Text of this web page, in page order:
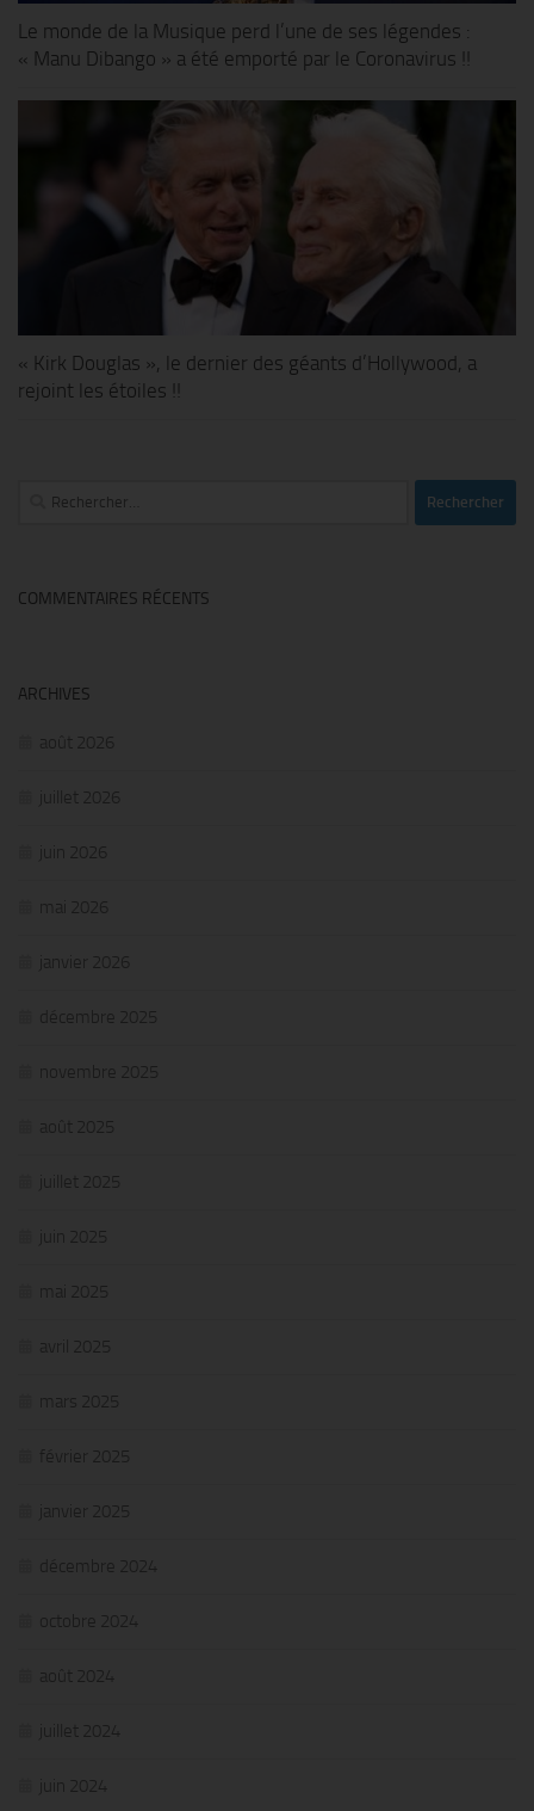
Le monde de la Musique perd l’une de ses légendes :
« Manu Dibango » a été emporté par le Coronavirus !!
« Kirk Douglas », le dernier des géants d’Hollywood, a
rejoint les étoiles !!
Rechercher :
COMMENTAIRES RÉCENTS
ARCHIVES
août 2026
juillet 2026
juin 2026
mai 2026
janvier 2026
décembre 2025
novembre 2025
août 2025
juillet 2025
juin 2025
mai 2025
avril 2025
mars 2025
février 2025
janvier 2025
décembre 2024
octobre 2024
août 2024
juillet 2024
juin 2024